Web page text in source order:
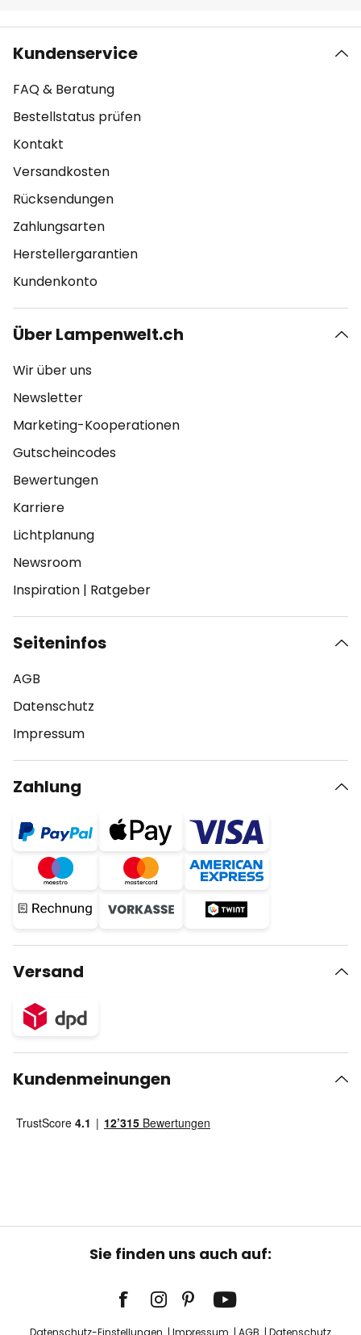
Kundenservice
FAQ & Beratung
Bestellstatus prüfen
Kontakt
Versandkosten
Rücksendungen
Zahlungsarten
Herstellergarantien
Kundenkonto
Über Lampenwelt.ch
Wir über uns
Newsletter
Marketing-Kooperationen
Gutscheincodes
Bewertungen
Karriere
Lichtplanung
Newsroom
Inspiration | Ratgeber
Seiteninfos
AGB
Datenschutz
Impressum
Zahlung
Versand
Kundenmeinungen
Sie finden uns auch auf:
Datenschutz-Einstellungen Impressum AGB Datenschutz